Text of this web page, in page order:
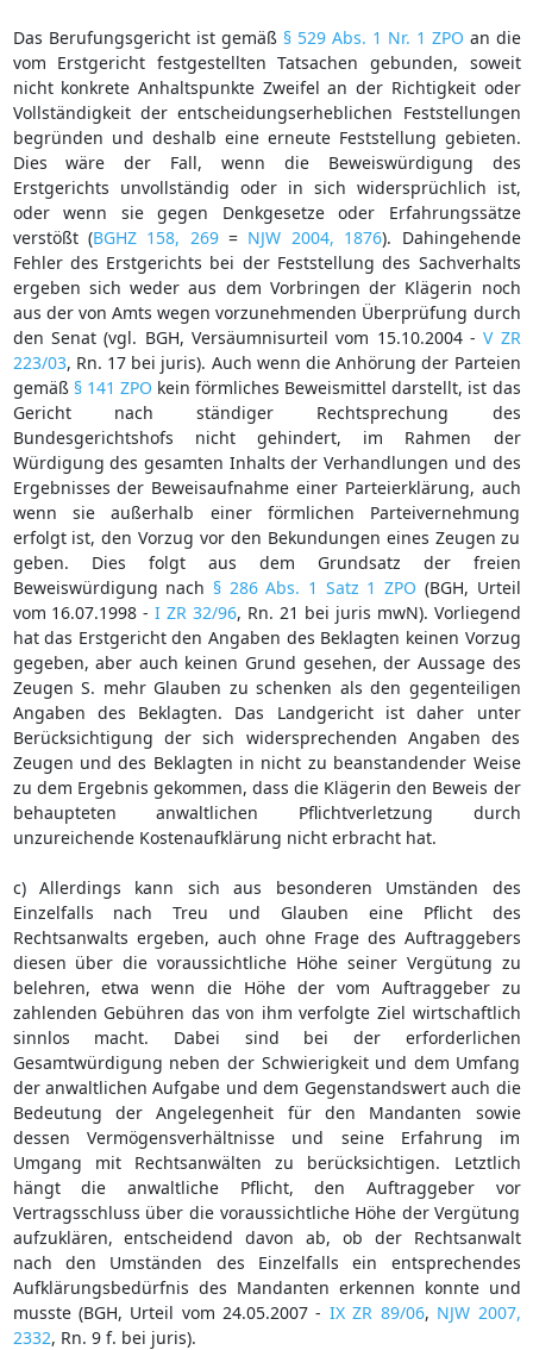
Das Berufungsgericht ist gemäß § 529 Abs. 1 Nr. 1 ZPO an die
vom Erstgericht festgestellten Tatsachen gebunden, soweit
nicht konkrete Anhaltspunkte Zweifel an der Richtigkeit oder
Vollständigkeit der entscheidungserheblichen Feststellungen
begründen und deshalb eine erneute Feststellung gebieten.
Dies wäre der Fall, wenn die Beweiswürdigung des
Erstgerichts unvollständig oder in sich widersprüchlich ist,
oder wenn sie gegen Denkgesetze oder Erfahrungssätze
verstößt (BGHZ 158, 269= NJW 2004, 1876). Dahingehende
Fehler des Erstgerichts bei der Feststellung des Sachverhalts
ergeben sich weder aus dem Vorbringen der Klägerin noch
aus der von Amts wegen vorzunehmenden Überprüfung durch
den Senat (vgl. BGH, Versäumnisurteil vom 15.10.2004 -V ZR
223/03, Rn. 17 bei juris). Auch wenn die Anhörung der Parteien
gemäß § 141 ZPO kein förmliches Beweismittel darstellt, ist das
Gericht nach ständiger Rechtsprechung des
Bundesgerichtshofs nicht gehindert, im Rahmen der
Würdigung des gesamten Inhalts der Verhandlungen und des
Ergebnisses der Beweisaufnahme einer Parteierklärung, auch
wenn sie außerhalb einer förmlichen Parteivernehmung
erfolgt ist, den Vorzug vor den Bekundungen eines Zeugen zu
geben. Dies folgt aus dem Grundsatz der freien
Beweiswürdigung nach § 286 Abs. 1 Satz 1 ZPO (BGH, Urteil
vom 16.07.1998 -I ZR 32/96, Rn. 21 bei juris mwN). Vorliegend
hat das Erstgericht den Angaben des Beklagten keinen Vorzug
gegeben, aber auch keinen Grund gesehen, der Aussage des
Zeugen S. mehr Glauben zu schenken als den gegenteiligen
Angaben des Beklagten. Das Landgericht ist daher unter
Berücksichtigung der sich widersprechenden Angaben des
Zeugen und des Beklagten in nicht zu beanstandender Weise
zu dem Ergebnis gekommen, dass die Klägerin den Beweis der
behaupteten anwaltlichen Pflichtverletzung durch
unzureichende Kostenaufklärung nicht erbracht hat.
c) Allerdings kann sich aus besonderen Umständen des
Einzelfalls nach Treu und Glauben eine Pflicht des
Rechtsanwalts ergeben, auch ohne Frage des Auftraggebers
diesen über die voraussichtliche Höhe seiner Vergütung zu
belehren, etwa wenn die Höhe der vom Auftraggeber zu
zahlenden Gebühren das von ihm verfolgte Ziel wirtschaftlich
sinnlos macht. Dabei sind bei der erforderlichen
Gesamtwürdigung neben der Schwierigkeit und dem Umfang
der anwaltlichen Aufgabe und dem Gegenstandswert auch die
Bedeutung der Angelegenheit für den Mandanten sowie
dessen Vermögensverhältnisse und seine Erfahrung im
Umgang mit Rechtsanwälten zu berücksichtigen. Letztlich
hängt die anwaltliche Pflicht, den Auftraggeber vor
Vertragsschluss über die voraussichtliche Höhe der Vergütung
aufzuklären, entscheidend davon ab, ob der Rechtsanwalt
nach den Umständen des Einzelfalls ein entsprechendes
Aufklärungsbedürfnis des Mandanten erkennen konnte und
musste (BGH, Urteil vom 24.05.2007 - IX ZR 89/06, NJW 2007,
2332, Rn. 9 f. bei juris).